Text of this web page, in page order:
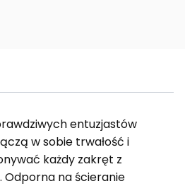
entuzjastów
w sobie trwałość i
każdy zakręt z
na ścieranie